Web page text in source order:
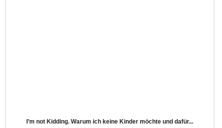
I’m not Kidding. Warum ich keine Kinder möchte und dafür...